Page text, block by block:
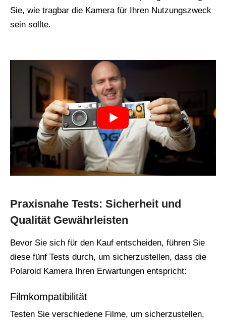
Sie, wie tragbar die Kamera für Ihren Nutzungszweck
sein sollte.
Praxisnahe Tests: Sicherheit und
Qualität Gewährleisten
Bevor Sie sich für den Kauf entscheiden, führen Sie
diese fünf Tests durch, um sicherzustellen, dass die
Polaroid Kamera Ihren Erwartungen entspricht:
Filmkompatibilität
Testen Sie verschiedene Filme, um sicherzustellen,